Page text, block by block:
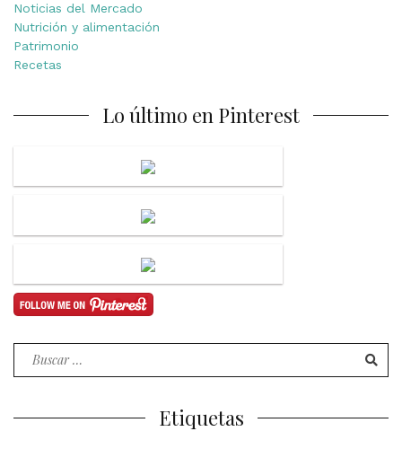
Noticias del Mercado
Nutrición y alimentación
Patrimonio
Recetas
Lo último en Pinterest
Buscar
Etiquetas